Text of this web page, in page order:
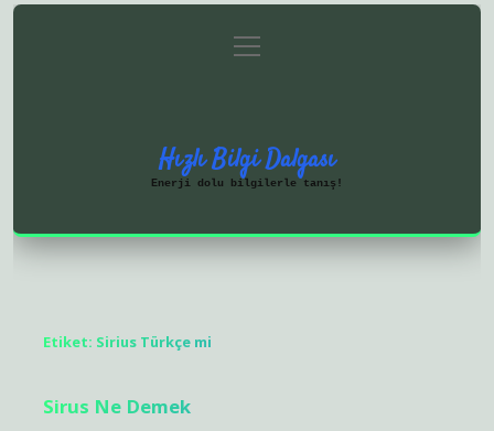
Gizlilik Politikası
menüyü
aç
Hızlı Bilgi Dalgası
Enerji dolu bilgilerle tanış!
Etiket: Sirius Türkçe mi
Sirus Ne Demek